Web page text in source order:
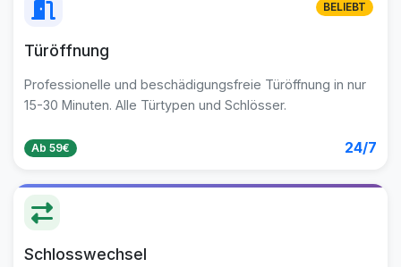
Türöffnung
Professionelle und beschädigungsfreie Türöffnung in nur
15-30 Minuten. Alle Türtypen und Schlösser.
Ab 59€ 24/7
BELIEBT
Schlosswechsel